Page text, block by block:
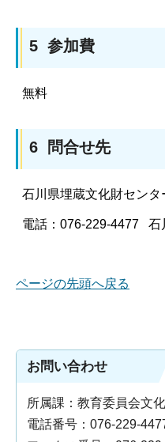
5 参加費
無料
6 問合せ先
石川県埋蔵文化財セン
電話：076-229-4477 石
ページの先頭へ戻る
お問い合わせ
所属課：教育委員会文
電話番号：076-229-